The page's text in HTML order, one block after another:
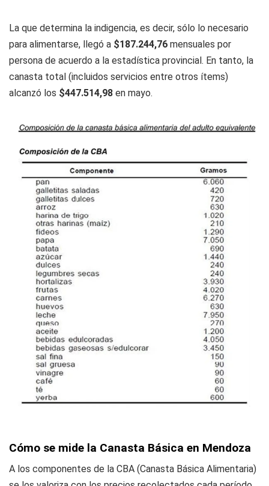
La que determina la indigencia, es decir, sólo lo necesario
para alimentarse, llegó a $187.244,76 mensuales por
persona de acuerdo a la estadística provincial. En tanto, la
canasta total (incluidos servicios entre otros ítems)
alcanzó los $447.514,98 en mayo.
Cómo se mide la Canasta Básica en Mendoza
A los componentes de la CBA (Canasta Básica Alimentaria)